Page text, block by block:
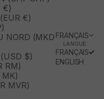
€)
€)
NORD (MKD
$)
RM)
MVR)
FRANÇAIS
LANGUE
FRANÇAIS
ENGLISH